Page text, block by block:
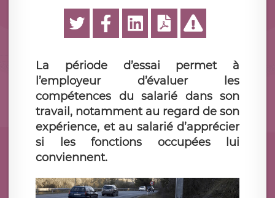
La période d’essai permet à
l’employeur d’évaluer les
compétences du salarié dans son
travail, notamment au regard de son
expérience, et au salarié d’apprécier
si les fonctions occupées lui
conviennent.